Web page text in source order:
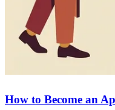
How to Become an